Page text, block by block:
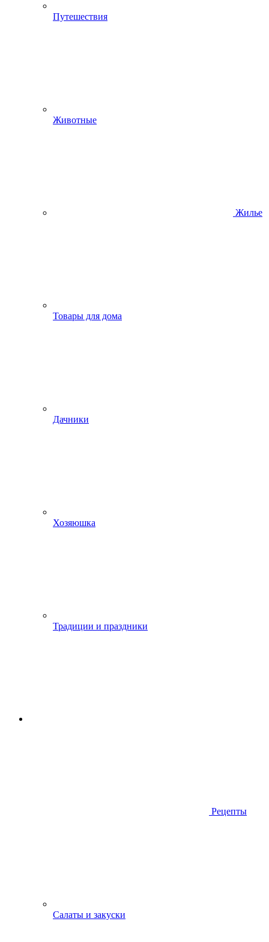
Путешествия
Животные
Жилье
Товары для дома
Дачники
Хозяюшка
Традиции и праздники
Рецепты
Салаты и закуски